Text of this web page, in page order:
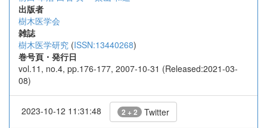
出版者
樹木医学会
雑誌
樹木医学研究 (ISSN:13440268)
巻号頁・発行日
vol.11, no.4, pp.176-177, 2007-10-31 (Released:2021-03-
08)
2023-10-12 11:31:48 2 + 2 Twitter